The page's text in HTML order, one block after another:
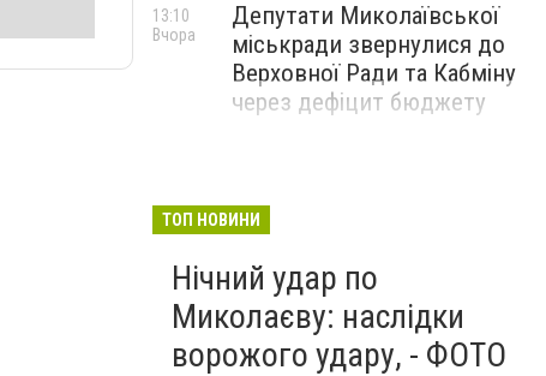
Депутати Миколаївської
міськради звернулися до
Верховної Ради та Кабміну
через дефіцит бюджету
13:10
Вчора
ТОП НОВИНИ
Нічний удар по
Миколаєву: наслідки
ворожого удару, - ФОТО